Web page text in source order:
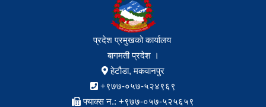
प्रदेश प्रमुखको कार्यालय
बागमती प्रदेश ।
हेटौडा, मकवानपुर
+९७७-०५७-५२४९६९
फ्याक्स न.: +९७७-०५७-५२५६५९